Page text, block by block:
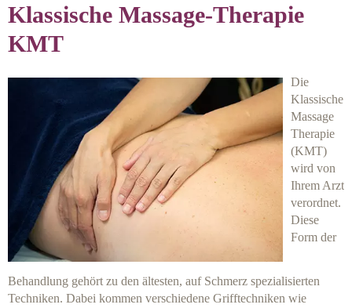
Klassische Massage-Therapie
KMT
Die
Klassische
Massage
Therapie
(KMT)
wird von
Ihrem Arzt
verordnet.
Diese
Form der
Behandlung gehört zu den ältesten, auf Schmerz spezialisierten
Techniken. Dabei kommen verschiedene Grifftechniken wie